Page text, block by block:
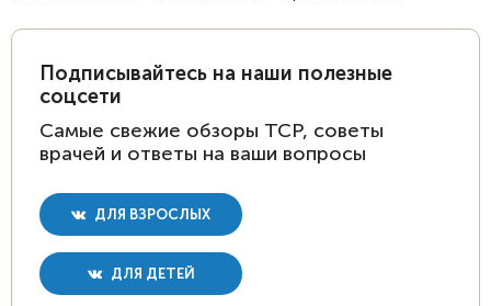
Подписывайтесь на наши полезные
соцсети
Самые свежие обзоры ТСР, советы
врачей и ответы на ваши вопросы
ДЛЯ ВЗРОСЛЫХ
ДЛЯ ДЕТЕЙ